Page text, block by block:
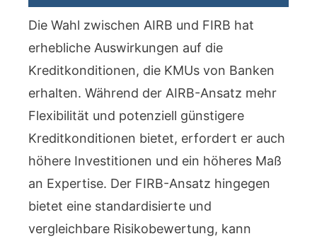
Die Wahl zwischen AIRB und FIRB hat
erhebliche Auswirkungen auf die
Kreditkonditionen, die KMUs von Banken
erhalten. Während der AIRB-Ansatz mehr
Flexibilität und potenziell günstigere
Kreditkonditionen bietet, erfordert er auch
höhere Investitionen und ein höheres Maß
an Expertise. Der FIRB-Ansatz hingegen
bietet eine standardisierte und
vergleichbare Risikobewertung, kann